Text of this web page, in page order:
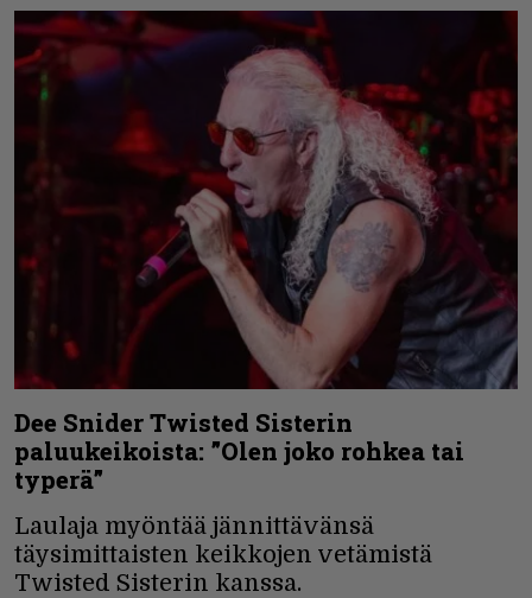
Dee Snider Twisted Sisterin
paluukeikoista: ”Olen joko rohkea tai
typerä”
Laulaja myöntää jännittävänsä
täysimittaisten keikkojen vetämistä
Twisted Sisterin kanssa.